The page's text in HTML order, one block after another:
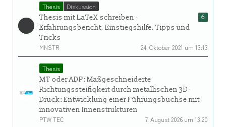
Thesis
Diskussion
Thesis mit LaTeX schreiben -
Erfahrungsbericht, Einstiegshilfe, Tipps und
Tricks
6
MNSTR 24. Oktober 2021 um 13:13
Thesis
MT oder ADP: Maßgeschneiderte
Richtungssteifigkeit durch metallischen 3D-
Druck: Entwicklung einer Führungsbuchse mit
innovativen Innenstrukturen
PTW TEC
7. August 2026 um 13:20